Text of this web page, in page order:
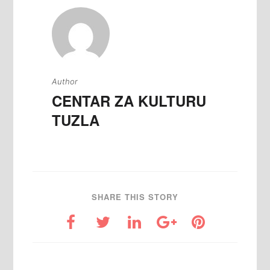
Author
CENTAR ZA KULTURU
TUZLA
SHARE THIS STORY